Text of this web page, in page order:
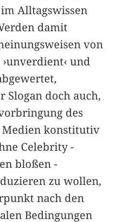
Alltagswissen
damit
von
und
Slogan doch auch,
des
Medien konstitutiv
Celebrity
bloßen
zu wollen,
nach den
Bedingungen